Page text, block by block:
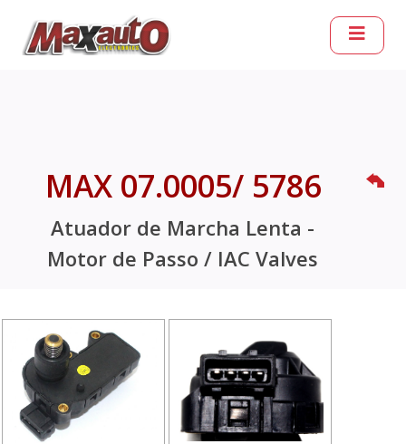
MAX 07.0005/ 5786
Atuador de Marcha Lenta -
Motor de Passo / IAC Valves